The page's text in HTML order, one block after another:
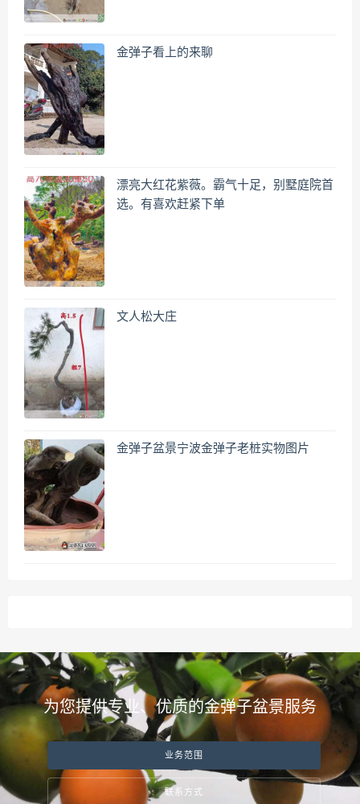
金弹子看上的来聊
漂亮大红花紫薇。霸气十足，别墅庭院首
选。有喜欢赶紧下单
文人松大庄
金弹子盆景宁波金弹子老桩实物图片
为您提供专业、优质的金弹子盆景服务
业务范围
联系方式